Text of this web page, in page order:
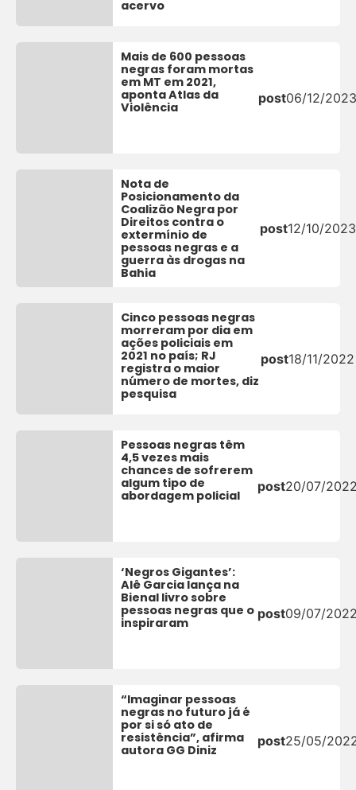
acervo
Mais de 600 pessoas
negras foram mortas
em MT em 2021,
aponta Atlas da
Violência
post06/12/
Nota de
Posicionamento da
Coalizão Negra por
Direitos contra o
extermínio de
pessoas negras e a
guerra às drogas na
Bahia
post12/10/2023
Cinco pessoas negras
morreram por dia em
ações policiais em
2021 no país; RJ
registra o maior
número de mortes, diz
pesquisa
post18/11/2022
Pessoas negras têm
4,5 vezes mais
chances de sofrerem
algum tipo de
abordagem policial
post20/07/
‘Negros Gigantes’:
Alê Garcia lança na
Bienal livro sobre
pessoas negras que o
inspiraram
post09/07/
“Imaginar pessoas
negras no futuro já é
por si só ato de
resistência”, afirma
autora GG Diniz
post25/05/